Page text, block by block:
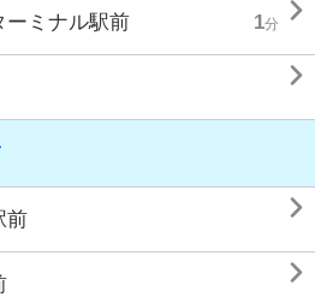
ーミナル駅前 1分 

前 
